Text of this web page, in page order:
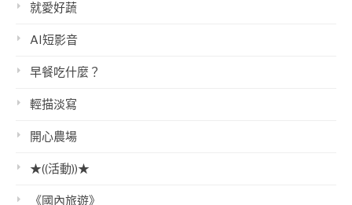
就愛好蔬
AI短影音
早餐吃什麼？
輕描淡寫
開心農場
★((活動))★
《國內旅遊》